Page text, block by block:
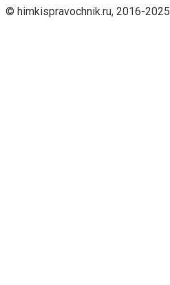
© himkispravochnik.ru, 2016-2025